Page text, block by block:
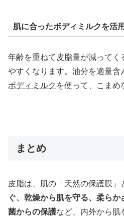
肌に合ったボディミルクを活
年齢を重ねて皮脂量が減ってく
やすくなります。油分を適量含
ボディミルク を使って、こまめ
まとめ
皮脂は、肌の「天然の保護膜」
ぐ、乾燥から肌を守る、柔ら
菌からの保護など、内外から肌